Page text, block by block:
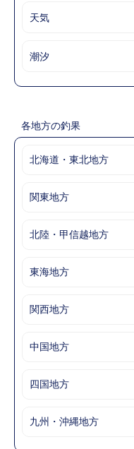
天気
潮汐
各地方の釣果
北海道・東北地方
関東地方
北陸・甲信越地方
東海地方
関西地方
中国地方
四国地方
九州・沖縄地方